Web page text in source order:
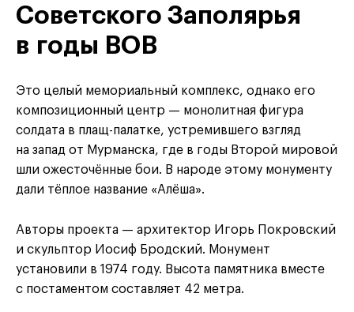
Советского Заполярья
в годы ВОВ
Это целый мемориальный комплекс, однако его
композиционный центр — монолитная фигура
солдата в плащ-палатке, устремившего взгляд
на запад от Мурманска, где в годы Второй мировой
шли ожесточённые бои. В народе этому монументу
дали тёплое название «Алёша».
Авторы проекта — архитектор Игорь Покровский
и скульптор Иосиф Бродский. Монумент
установили в 1974 году. Высота памятника вместе
с постаментом составляет 42 метра.